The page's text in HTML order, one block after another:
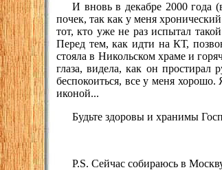
И вновь в декабре 2000 года
почек, так как у меня
тот, кто уже не раз испытал
Перед тем, как идти на КТ,
стояла в Никольском храме и
глаза, видела, как он простирал
беспокоиться, все у меня
иконой...
Будьте здоровы и хранимы
P.S. Сейчас собираюсь в